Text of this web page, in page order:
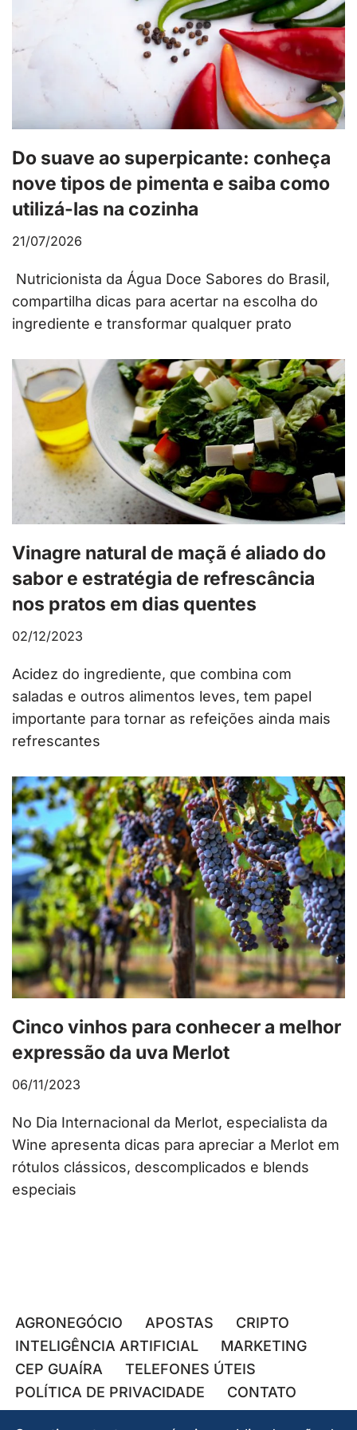
Do suave ao superpicante: conheça
nove tipos de pimenta e saiba como
utilizá-las na cozinha
21/07/2026
Nutricionista da Água Doce Sabores do Brasil,
compartilha dicas para acertar na escolha do
ingrediente e transformar qualquer prato
Vinagre natural de maçã é aliado do
sabor e estratégia de refrescância
nos pratos em dias quentes
02/12/2023
Acidez do ingrediente, que combina com
saladas e outros alimentos leves, tem papel
importante para tornar as refeições ainda mais
refrescantes
Cinco vinhos para conhecer a melhor
expressão da uva Merlot
06/11/2023
No Dia Internacional da Merlot, especialista da
Wine apresenta dicas para apreciar a Merlot em
rótulos clássicos, descomplicados e blends
especiais
AGRONEGÓCIO APOSTAS
CRIPTO
INTELIGÊNCIA ARTIFICIAL
MARKETING
CEP GUAÍRA
TELEFONES ÚTEIS
POLÍTICA DE PRIVACIDADE
CONTATO